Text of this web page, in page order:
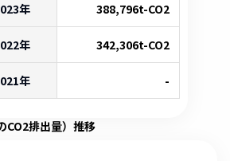
年 388,796t-CO2
年 342,306t-CO2
年 -
CO2排出量）推移